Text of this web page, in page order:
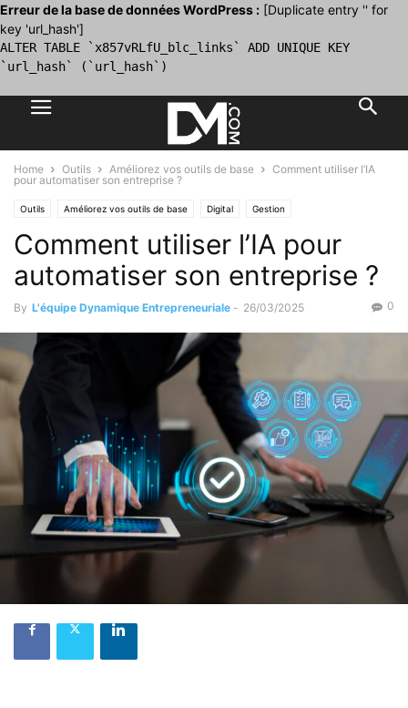
Erreur de la base de données WordPress : [Duplicate entry '' for
key 'url_hash']
ALTER TABLE `x857vRLfU_blc_links` ADD UNIQUE KEY
`url_hash` (`url_hash`)
Home Outils Améliorez vos outils de base
Comment utiliser l’IA
pour automatiser son entreprise ?
Outils Améliorez vos outils de base Digital Gestion
Le B.A. BA de la gestion
Comment utiliser l’IA pour
automatiser son entreprise ?
By L'équipe Dynamique Entrepreneuriale - 26/03/2025 0